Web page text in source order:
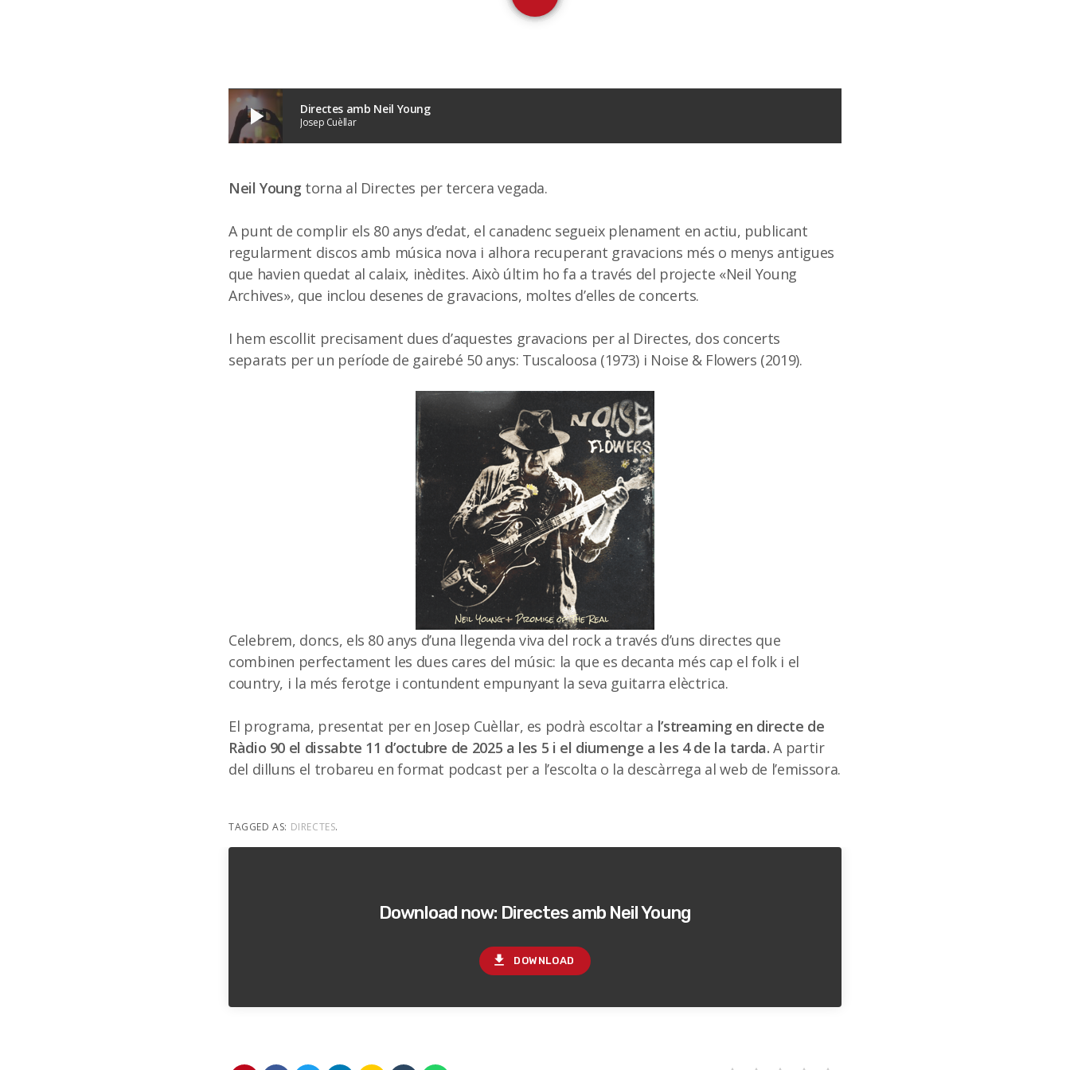
play_arrow Directes amb Neil Young
Josep Cuèllar
Neil Young torna al Directes per tercera vegada.
A punt de complir els 80 anys d’edat, el canadenc segueix plenament en actiu, publicant
regularment discos amb música nova i alhora recuperant gravacions més o menys antigues
que havien quedat al calaix, inèdites. Això últim ho fa a través del projecte «Neil Young
Archives», que inclou desenes de gravacions, moltes d’elles de concerts.
I hem escollit precisament dues d’aquestes gravacions per al Directes, dos concerts
separats per un període de gairebé 50 anys: Tuscaloosa (1973) i Noise & Flowers (2019).
Celebrem, doncs, els 80 anys d’una llegenda viva del rock a través d’uns directes que
combinen perfectament les dues cares del músic: la que es decanta més cap el folk i el
country, i la més ferotge i contundent empunyant la seva guitarra elèctrica.
El programa, presentat per en Josep Cuèllar, es podrà escoltar a l’streaming en directe de
Ràdio 90 el dissabte 11 d’octubre de 2025 a les 5 i el diumenge a les 4 de la tarda. A partir
del dilluns el trobareu en format podcast per a l’escolta o la descàrrega al web de l’emissora.
TAGGED AS: DIRECTES.
Download now: Directes amb Neil Young
file_download DOWNLOAD